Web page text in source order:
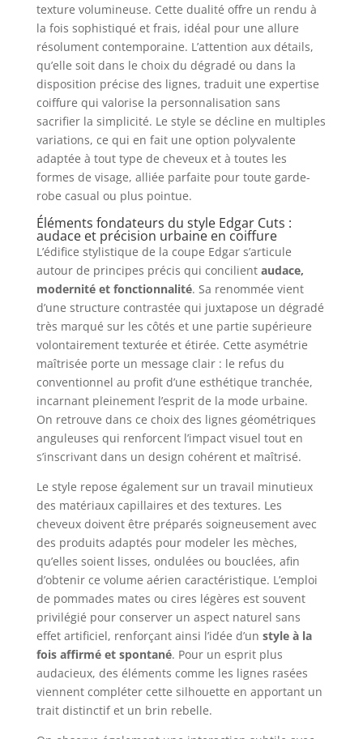
texture volumineuse. Cette dualité offre un rendu à
la fois sophistiqué et frais, idéal pour une allure
résolument contemporaine. L’attention aux détails,
qu’elle soit dans le choix du dégradé ou dans la
disposition précise des lignes, traduit une expertise
coiffure qui valorise la personnalisation sans
sacrifier la simplicité. Le style se décline en multiples
variations, ce qui en fait une option polyvalente
adaptée à tout type de cheveux et à toutes les
formes de visage, alliée parfaite pour toute garde-
robe casual ou plus pointue.
Éléments fondateurs du style Edgar Cuts :
audace et précision urbaine en coiffure
L’édifice stylistique de la coupe Edgar s’articule
autour de principes précis qui concilient audace,
modernité et fonctionnalité. Sa renommée vient
d’une structure contrastée qui juxtapose un dégradé
très marqué sur les côtés et une partie supérieure
volontairement texturée et étirée. Cette asymétrie
maîtrisée porte un message clair : le refus du
conventionnel au profit d’une esthétique tranchée,
incarnant pleinement l’esprit de la mode urbaine.
On retrouve dans ce choix des lignes géométriques
anguleuses qui renforcent l’impact visuel tout en
s’inscrivant dans un design cohérent et maîtrisé.
Le style repose également sur un travail minutieux
des matériaux capillaires et des textures. Les
cheveux doivent être préparés soigneusement avec
des produits adaptés pour modeler les mèches,
qu’elles soient lisses, ondulées ou bouclées, afin
d’obtenir ce volume aérien caractéristique. L’emploi
de pommades mates ou cires légères est souvent
privilégié pour conserver un aspect naturel sans
effet artificiel, renforçant ainsi l’idée d’un style à la
fois affirmé et spontané. Pour un esprit plus
audacieux, des éléments comme les lignes rasées
viennent compléter cette silhouette en apportant un
trait distinctif et un brin rebelle.